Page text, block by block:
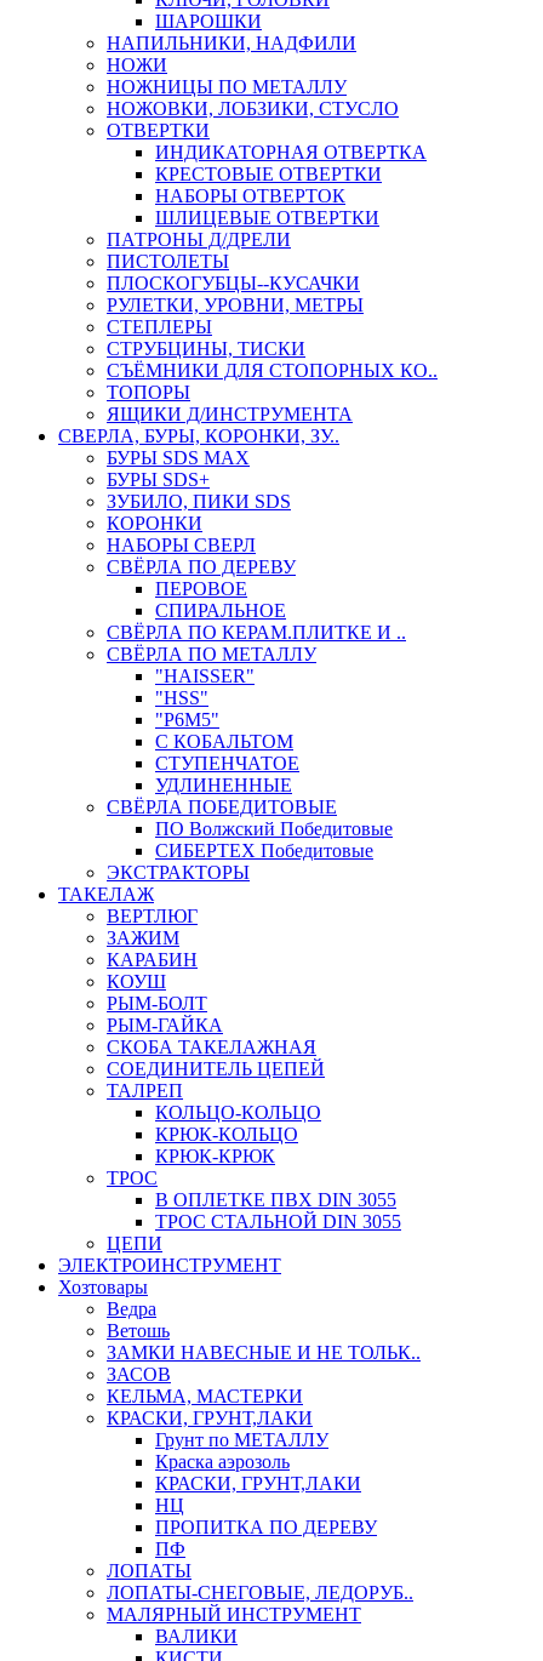
ШАРОШКИ
НАПИЛЬНИКИ, НАДФИЛИ
НОЖИ
НОЖНИЦЫ ПО МЕТАЛЛУ
НОЖОВКИ, ЛОБЗИКИ, СТУСЛО
ОТВЕРТКИ
ИНДИКАТОРНАЯ ОТВЕРТКА
КРЕСТОВЫЕ ОТВЕРТКИ
НАБОРЫ ОТВЕРТОК
ШЛИЦЕВЫЕ ОТВЕРТКИ
ПАТРОНЫ Д/ДРЕЛИ
ПИСТОЛЕТЫ
ПЛОСКОГУБЦЫ--КУСАЧКИ
РУЛЕТКИ, УРОВНИ, МЕТРЫ
СТЕПЛЕРЫ
СТРУБЦИНЫ, ТИСКИ
СЪЁМНИКИ ДЛЯ СТОПОРНЫХ КО..
ТОПОРЫ
ЯЩИКИ Д/ИНСТРУМЕНТА
СВЕРЛА, БУРЫ, КОРОНКИ, ЗУ..
БУРЫ SDS MAX
БУРЫ SDS+
ЗУБИЛО, ПИКИ SDS
КОРОНКИ
НАБОРЫ СВЕРЛ
СВЁРЛА ПО ДЕРЕВУ
ПЕРОВОЕ
СПИРАЛЬНОЕ
СВЁРЛА ПО КЕРАМ.ПЛИТКЕ И ..
СВЁРЛА ПО МЕТАЛЛУ
"HAISSER"
"HSS"
"Р6М5"
С КОБАЛЬТОМ
СТУПЕНЧАТОЕ
УДЛИНЕННЫЕ
СВЁРЛА ПОБЕДИТОВЫЕ
ПО Волжский Победитовые
СИБЕРТЕХ Победитовые
ЭКСТРАКТОРЫ
ТАКЕЛАЖ
ВЕРТЛЮГ
ЗАЖИМ
КАРАБИН
КОУШ
РЫМ-БОЛТ
РЫМ-ГАЙКА
СКОБА ТАКЕЛАЖНАЯ
СОЕДИНИТЕЛЬ ЦЕПЕЙ
ТАЛРЕП
КОЛЬЦО-КОЛЬЦО
КРЮК-КОЛЬЦО
КРЮК-КРЮК
ТРОС
В ОПЛЕТКЕ ПВХ DIN 3055
ТРОС СТАЛЬНОЙ DIN 3055
ЦЕПИ
ЭЛЕКТРОИНСТРУМЕНТ
Хозтовары
Ведра
Ветошь
ЗАМКИ НАВЕСНЫЕ И НЕ ТОЛЬК..
ЗАСОВ
КЕЛЬМА, МАСТЕРКИ
КРАСКИ, ГРУНТ,ЛАКИ
Грунт по МЕТАЛЛУ
Краска аэрозоль
КРАСКИ, ГРУНТ,ЛАКИ
НЦ
ПРОПИТКА ПО ДЕРЕВУ
ПФ
ЛОПАТЫ
ЛОПАТЫ-СНЕГОВЫЕ, ЛЕДОРУБ..
МАЛЯРНЫЙ ИНСТРУМЕНТ
ВАЛИКИ